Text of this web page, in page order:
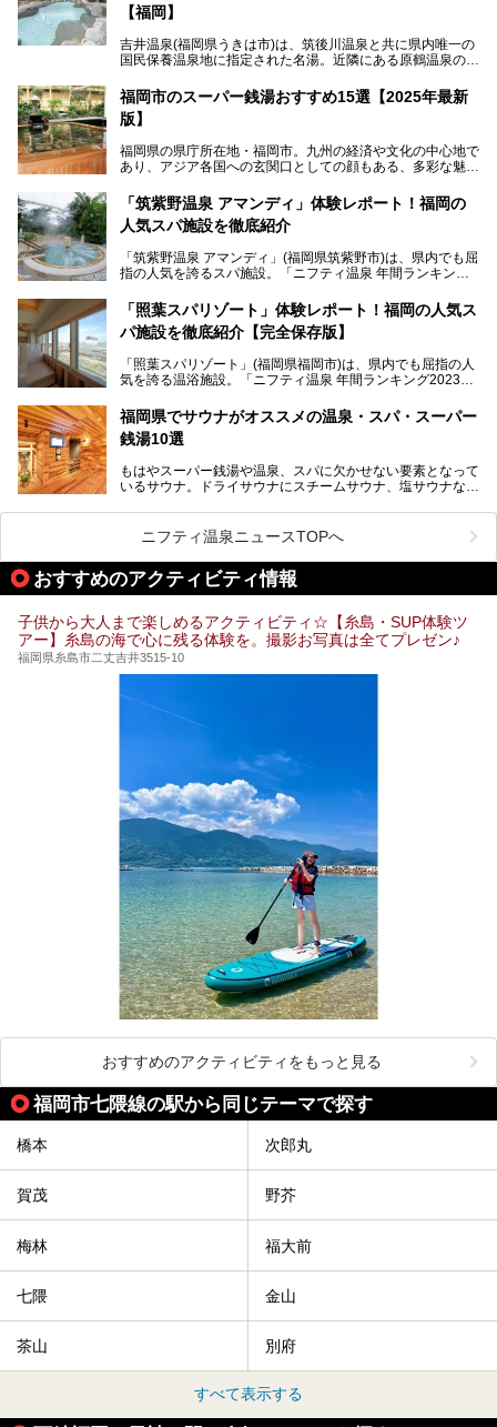
【福岡】
吉井温泉(福岡県うきは市)は、筑後川温泉と共に県内唯一の
国民保養温泉地に指定された名湯。近隣にある原鶴温泉の観
す。
「ふだん着の温泉 鶴は千年」は、吉井温泉にある日帰り入
住民や温泉ファンに愛され続けています。今回は筆者自ら日
帰り入浴し、自慢の温泉を中心に詳細レビューします！
福岡市のスーパー銭湯おすすめ15選【2025年最新
版】
福岡県の県庁所在地・福岡市。九州の経済や文化の中心地で
あり、アジア各国への玄関口としての顔もある、多彩な魅力
そんな福岡市は、スーパー銭湯も多種多彩。玄界灘を眺めら
れるリゾート気分満点のスーパー銭湯から、繁華街近くのレ
いスーパー銭湯を一挙ご紹介します。
「筑紫野温泉 アマンディ」体験レポート！福岡の
人気スパ施設を徹底紹介
「筑紫野温泉 アマンディ」(福岡県筑紫野市)は、県内でも屈
指の人気を誇るスパ施設。「ニフティ温泉 年間ランキング2
入浴客で賑わっています。
そこで今回は、ニフティ温泉ライターである筆者が現地訪
ーム・併設するレストランを体験し、それらの全貌を徹底紹
介します！
「照葉スパリゾート」体験レポート！福岡の人気ス
パ施設を徹底紹介【完全保存版】
「照葉スパリゾート」(福岡県福岡市)は、県内でも屈指の人
気を誇る温浴施設。「ニフティ温泉 年間ランキング2023」
常連客で賑わっています。
そこで今回は、ニフティ温泉ライターである筆者が現地体
ューズメント・宿泊施設・グルメ・その他施設まで、多彩な
る全貌と魅力を徹底紹介します！
福岡県でサウナがオススメの温泉・スパ・スーパー
銭湯10選
もはやスーパー銭湯や温泉、スパに欠かせない要素となって
いるサウナ。ドライサウナにスチームサウナ、塩サウナな
ペース、ロウリュウなど、心ゆくまで楽しむためのサービス
が充実した施設も多くみられます。
今回はそんなサウナにこだわった、福岡県内のオススメ温
泉・銭湯・スパを10件紹介したいと思います！
ニフティ温泉ニュースTOPへ
おすすめのアクティビティ情報
子供から大人まで楽しめるアクティビティ☆【糸島・SUP体験ツ
アー】糸島の海で心に残る体験を。撮影お写真は全てプレゼン♪
福岡県糸島市二丈吉井3515-10
おすすめのアクティビティをもっと見る
福岡市七隈線の駅から同じテーマで探す
橋本 次郎丸
賀茂 野芥
梅林 福大前
七隈 金山
茶山 別府
すべて表示する